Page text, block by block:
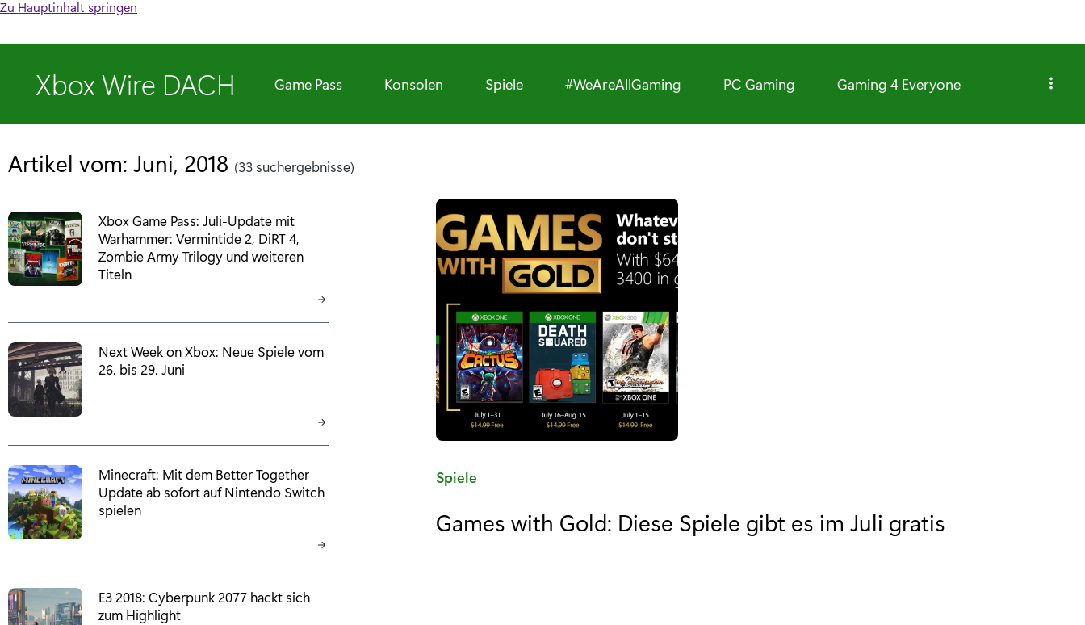
Zu Hauptinhalt springen
Xbox Wire DACH Game Pass Konsolen Spiele #WeAreAllGaming PC Gaming Gaming 4 Everyone
Artikel vom: Juni, 2018 (33 suchergebnisse)
K
t
Spiele
Games with Gold: Diese Spiele gibt es im Juli gratis
Xbox Game Pass: Juli-Update mit
Warhammer: Vermintide 2, DiRT 4,
Zombie Army Trilogy und weiteren
Titeln
Next Week on Xbox: Neue Spiele vom
26. bis 29. Juni
Minecraft: Mit dem Better Together-
Update ab sofort auf Nintendo Switch
spielen
E3 2018: Cyberpunk 2077 hackt sich
zum Highlight